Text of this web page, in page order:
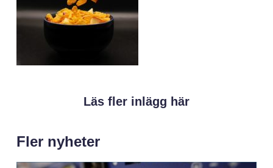
Läs fler inlägg här
Fler nyheter